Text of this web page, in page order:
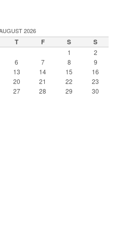
2026
T F S S
1
2
6 7 8
9
13 14 15
16
20 21 22
23
27 28 29
30